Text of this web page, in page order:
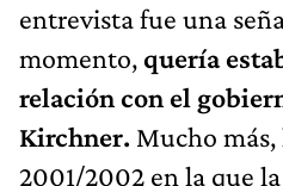
entrevista fue una
momento, quería
relación con el
Kirchner. Mucho
2001/2002 en la que